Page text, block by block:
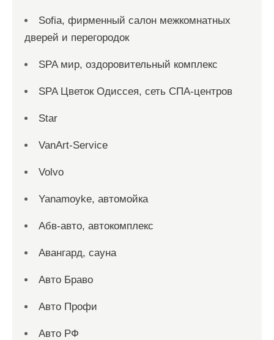
Sofia, фирменный салон межкомнатных
дверей и перегородок
SPA мир, оздоровительный комплекс
SPA Цветок Одиссея, сеть СПА-центров
Star
VanArt-Service
Volvo
Yanamoyke, автомойка
Абв-авто, автокомплекс
Авангард, сауна
Авто Браво
Авто Профи
Авто РФ